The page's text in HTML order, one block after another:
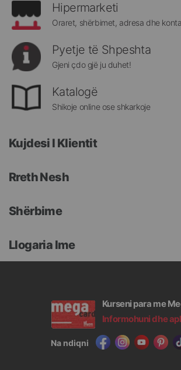
Hipermarketi
Oraret, shërbimet, adresa dhe
Pyetje të Shpeshta
Gjeni çdo gjë ju duhet!
Katalogë
Shikoje online ose shkarkoje
Kujdesi I Klientit
Rreth Nesh
Shërbime
Llogaria Ime
Kurseni para me
Informohuni dhe
Na ndiqni